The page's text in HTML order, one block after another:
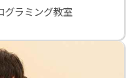
グラミング教室